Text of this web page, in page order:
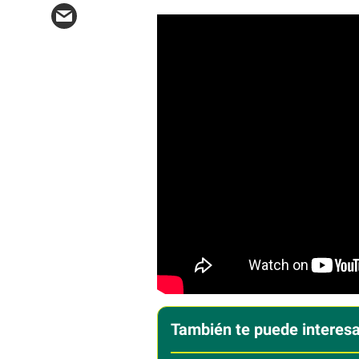
También te puede